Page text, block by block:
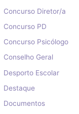
Concurso Diretor/a
Concurso PD
Concurso Psicólogo
Conselho Geral
Desporto Escolar
Destaque
Documentos